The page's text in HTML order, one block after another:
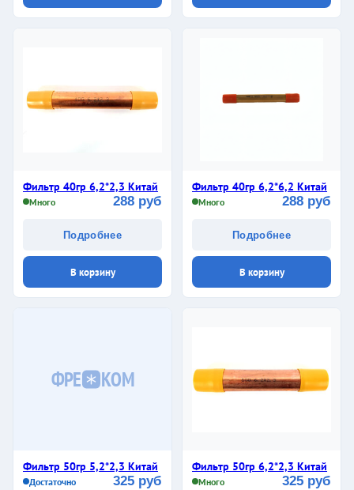
Фильтр 40гр 6,2*2,3 Китай
Много 288 руб
Подробнее
В корзину
Фильтр 40гр 6,2*6,2 Китай
Много 288 руб
Подробнее
В корзину
ФРЕ КОМ
Фильтр 50гр 5,2*2,3 Китай
Достаточно 325 руб
Фильтр 50гр 6,2*2,3 Китай
Много 325 руб